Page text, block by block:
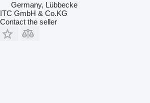
Germany, Lübbecke
ITC GmbH & Co.KG
Contact the seller